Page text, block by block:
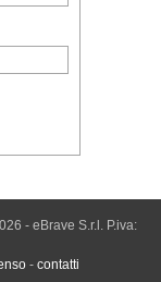
- eBrave S.r.l. P.iva:
- contatti